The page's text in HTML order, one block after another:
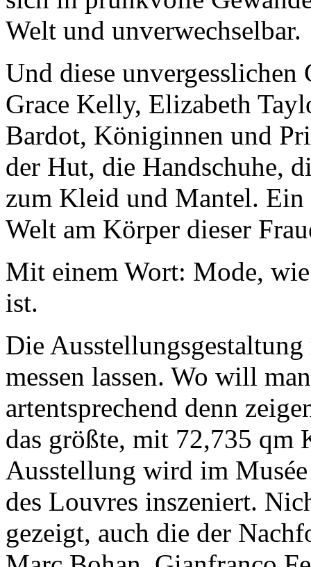
Welt und unverwechselbar.
Und diese unvergesslichen
Grace Kelly, Elizabeth
Bardot, Königinnen und
der Hut, die Handschuhe,
zum Kleid und Mantel. Ein
Welt am Körper dieser
Mit einem Wort: Mode,
ist.
Die
messen lassen. Wo will
artentsprechend denn
das größte, mit 72,735 qm
Ausstellung wird im
des Louvres inszeniert.
gezeigt, auch die der